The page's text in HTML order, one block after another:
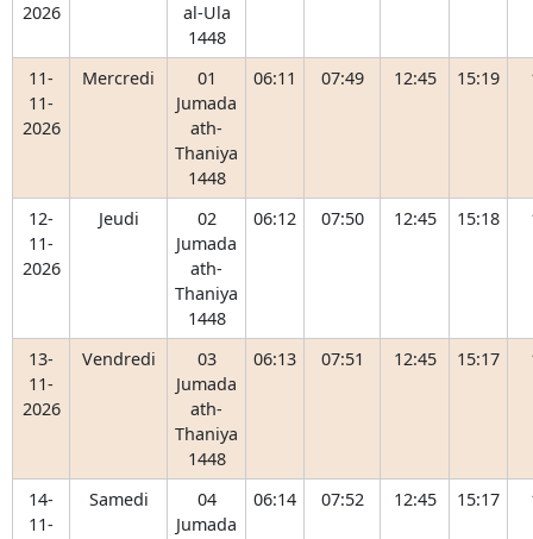
2026
al-Ula
1448
11-
11-
2026
Mercredi
01
Jumada
ath-
Thaniya
1448
06:11 07:49 12:45 15:19
12-
11-
2026
Jeudi
02
Jumada
ath-
Thaniya
1448
06:12 07:50 12:45 15:18
13-
11-
2026
Vendredi
03
Jumada
ath-
Thaniya
1448
06:13 07:51 12:45 15:17
14-
11-
Samedi
04
Jumada
06:14 07:52 12:45 15:17